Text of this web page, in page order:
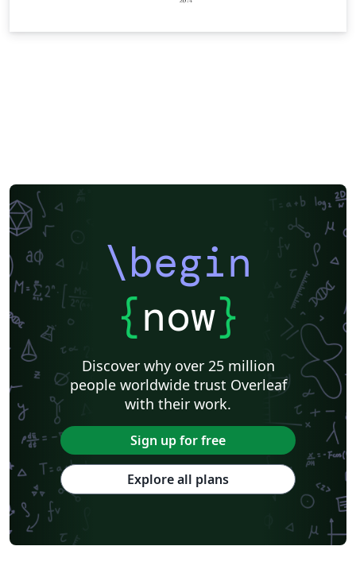
\begin
{now}
Discover why over 25 million
people worldwide trust Overleaf
with their work.
Sign up for free
Explore all plans